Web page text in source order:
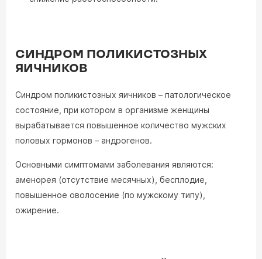
СИНДРОМ ПОЛИКИСТОЗНЫХ
ЯИЧНИКОВ
Синдром поликистозных яичников – патологическое
состояние, при котором в организме женщины
вырабатывается повышенное количество мужских
половых гормонов – андрогенов.
Основными симптомами заболевания являются:
аменорея (отсутствие месячных), бесплодие,
повышенное оволосение (по мужскому типу),
ожирение.